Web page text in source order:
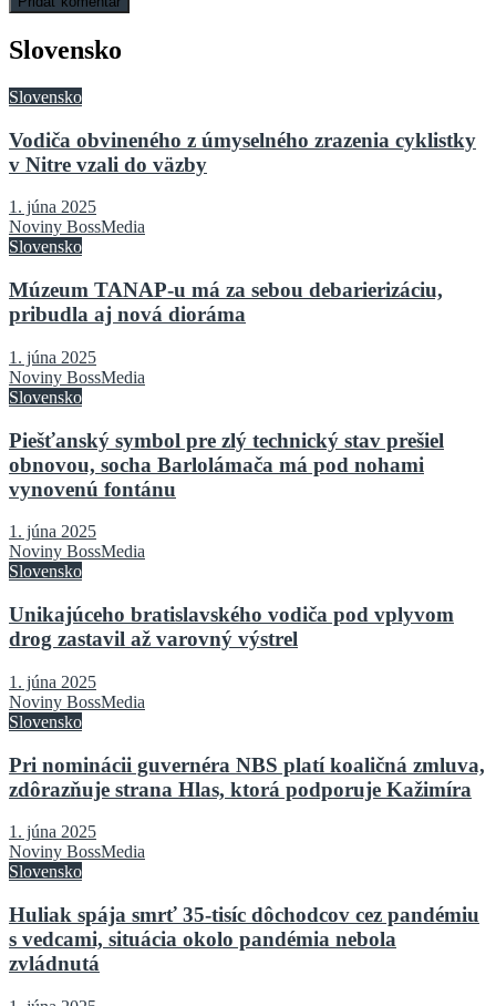
Slovensko
Slovensko
Vodiča obvineného z úmyselného zrazenia cyklistky
v Nitre vzali do väzby
1. júna 2025
Noviny BossMedia
Slovensko
Múzeum TANAP-u má za sebou debarierizáciu,
pribudla aj nová dioráma
1. júna 2025
Noviny BossMedia
Slovensko
Piešťanský symbol pre zlý technický stav prešiel
obnovou, socha Barlolámača má pod nohami
vynovenú fontánu
1. júna 2025
Noviny BossMedia
Slovensko
Unikajúceho bratislavského vodiča pod vplyvom
drog zastavil až varovný výstrel
1. júna 2025
Noviny BossMedia
Slovensko
Pri nominácii guvernéra NBS platí koaličná zmluva,
zdôrazňuje strana Hlas, ktorá podporuje Kažimíra
1. júna 2025
Noviny BossMedia
Slovensko
Huliak spája smrť 35-tisíc dôchodcov cez pandémiu
s vedcami, situácia okolo pandémia nebola
zvládnutá